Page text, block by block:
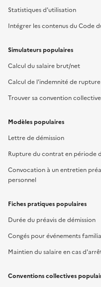
Statistiques d'utilisation
Intégrer les contenus du Code
Simulateurs populaires
Calcul du salaire brut/net
Calcul de l'indemnité de
Trouver sa convention collective
Modèles populaires
Lettre de démission
Rupture du contrat en période
Convocation à un entretien
personnel
Fiches pratiques populaires
Durée du préavis de démission
Congés pour événements
Maintien du salaire en cas
Conventions collectives